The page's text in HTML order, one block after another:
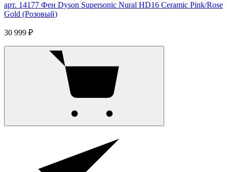
арт. 14177 Фен Dyson Supersonic Nural HD16 Ceramic Pink/Rose
Gold (Розовый)
30 999 ₽